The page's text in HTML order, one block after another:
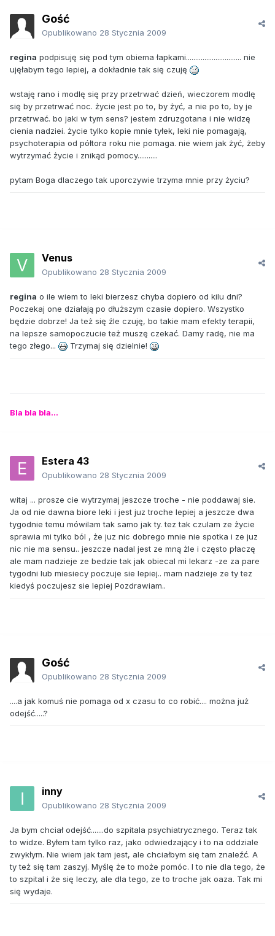
Gość
Opublikowano 28 Stycznia 2009
regina podpisuję się pod tym obiema łapkami.............................. nie
ujęłabym tego lepiej, a dokładnie tak się czuję
wstaję rano i modlę się przy przetrwać dzień, wieczorem modlę
się by przetrwać noc. życie jest po to, by żyć, a nie po to, by je
przetrwać. bo jaki w tym sens? jestem zdruzgotana i nie widzę
cienia nadziei. życie tylko kopie mnie tyłek, leki nie pomagają,
psychoterapia od półtora roku nie pomaga. nie wiem jak żyć, żeby
wytrzymać życie i znikąd pomocy...........
pytam Boga dlaczego tak uporczywie trzyma mnie przy życiu?
Venus
Opublikowano 28 Stycznia 2009
regina o ile wiem to leki bierzesz chyba dopiero od kilu dni?
Poczekaj one działają po dłuższym czasie dopiero. Wszystko
będzie dobrze! Ja też się źle czuję, bo takie mam efekty terapii,
na lepsze samopoczucie też muszę czekać. Damy radę, nie ma
tego złego...
Trzymaj się dzielnie!
Bla bla bla...
Estera 43
Opublikowano 28 Stycznia 2009
witaj ... prosze cie wytrzymaj jeszcze troche - nie poddawaj sie.
Ja od nie dawna biore leki i jest juz troche lepiej a jeszcze dwa
tygodnie temu mówilam tak samo jak ty. tez tak czulam ze życie
sprawia mi tylko ból , że juz nic dobrego mnie nie spotka i ze juz
nic nie ma sensu.. jeszcze nadal jest ze mną żle i często płaczę
ale mam nadzieje ze bedzie tak jak obiecal mi lekarz -ze za pare
tygodni lub miesiecy poczuje sie lepiej.. mam nadzieje ze ty tez
kiedyś poczujesz sie lepiej Pozdrawiam..
Gość
Opublikowano 28 Stycznia 2009
....a jak komuś nie pomaga od x czasu to co robić.... można już
odejść.....?
inny
Opublikowano 28 Stycznia 2009
Ja bym chciał odejść.......do szpitala psychiatrycznego. Teraz tak
to widze. Byłem tam tylko raz, jako odwiedzający i to na oddziale
zwykłym. Nie wiem jak tam jest, ale chciałbym się tam znaleźć. A
ty też się tam zaszyj. Myślę że to może pomóc. I to nie dla tego, że
to szpital i że się leczy, ale dla tego, ze to troche jak oaza. Tak mi
się wydaje.